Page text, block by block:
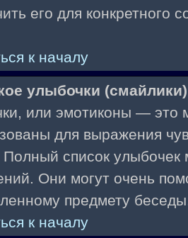
его для конкретного
к началу
улыбочки
или эмотиконы — это
для выражения
Полный список
Они могут очень
предмету
к началу